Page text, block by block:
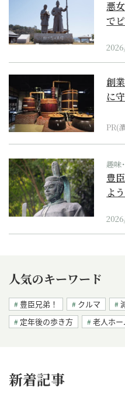
悪
で
創
に
PR(
趣味
豊
よ
人気のキーワード
豊臣兄弟！ クルマ
定年後の歩き方
老人ホー
新着記事